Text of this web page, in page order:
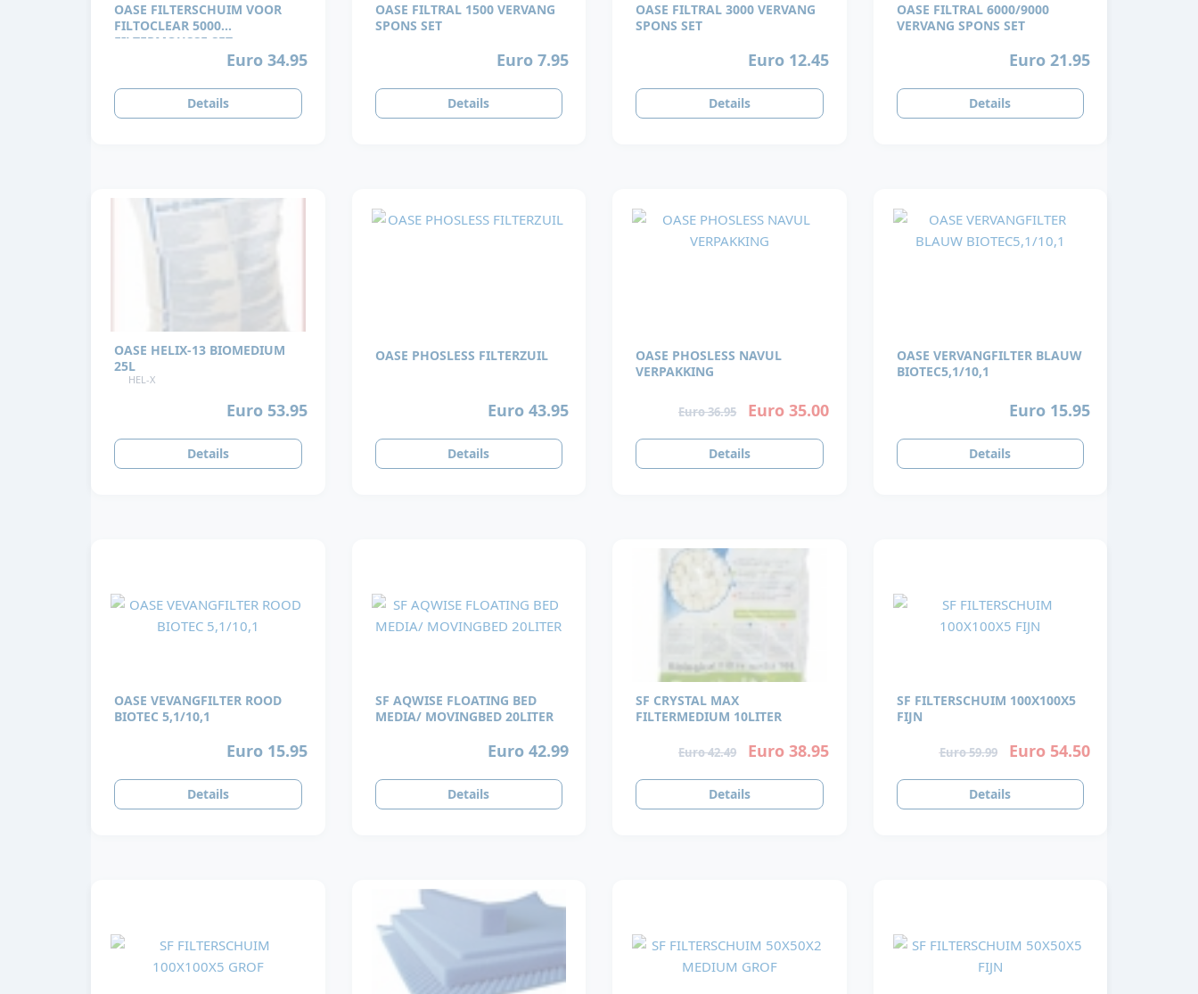
OASE FILTERSCHUIM VOOR
FILTOCLEAR 5000
FILTERMOUSSE SET
Euro 34.95
Details
OASE FILTRAL 1500 VERVANG
SPONS SET
Euro 7.95
Details
OASE FILTRAL 3000 VERVANG
SPONS SET
Euro 12.45
Details
OASE FILTRAL 6000/9000
VERVANG SPONS SET
Euro 21.95
Details
OASE HELIX-13 BIOMEDIUM
25L
HEL-X
Euro 53.95
Details
OASE PHOSLESS FILTERZUIL
Euro 43.95
Details
OASE PHOSLESS NAVUL
VERPAKKING
Euro 36.95 Euro 35.00
Details
OASE VERVANGFILTER BLAUW
BIOTEC5,1/10,1
Euro 15.95
Details
OASE VEVANGFILTER ROOD
BIOTEC 5,1/10,1
Euro 15.95
Details
SF AQWISE FLOATING BED
MEDIA/ MOVINGBED 20LITER
Euro 42.99
Details
SF CRYSTAL MAX
FILTERMEDIUM 10LITER
Euro 42.49 Euro 38.95
Details
SF FILTERSCHUIM 100X100X5
FIJN
Euro 59.99 Euro 54.50
Details